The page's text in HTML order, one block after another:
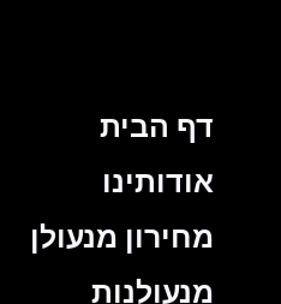
דף הבית
אודותינו
מחירון מנעולן
מנעולנות